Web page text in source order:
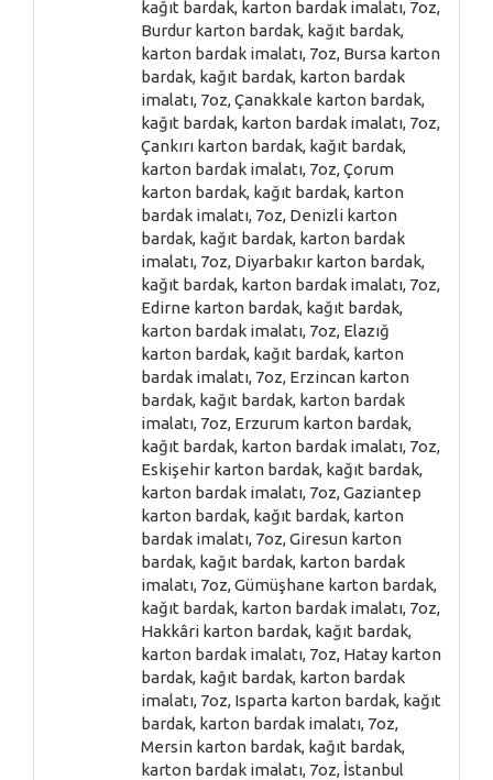
kağıt bardak, karton bardak imalatı, 7oz,
Burdur karton bardak, kağıt bardak,
karton bardak imalatı, 7oz, Bursa karton
bardak, kağıt bardak, karton bardak
imalatı, 7oz, Çanakkale karton bardak,
kağıt bardak, karton bardak imalatı, 7oz,
Çankırı karton bardak, kağıt bardak,
karton bardak imalatı, 7oz, Çorum
karton bardak, kağıt bardak, karton
bardak imalatı, 7oz, Denizli karton
bardak, kağıt bardak, karton bardak
imalatı, 7oz, Diyarbakır karton bardak,
kağıt bardak, karton bardak imalatı, 7oz,
Edirne karton bardak, kağıt bardak,
karton bardak imalatı, 7oz, Elazığ
karton bardak, kağıt bardak, karton
bardak imalatı, 7oz, Erzincan karton
bardak, kağıt bardak, karton bardak
imalatı, 7oz, Erzurum karton bardak,
kağıt bardak, karton bardak imalatı, 7oz,
Eskişehir karton bardak, kağıt bardak,
karton bardak imalatı, 7oz, Gaziantep
karton bardak, kağıt bardak, karton
bardak imalatı, 7oz, Giresun karton
bardak, kağıt bardak, karton bardak
imalatı, 7oz, Gümüşhane karton bardak,
kağıt bardak, karton bardak imalatı, 7oz,
Hakkâri karton bardak, kağıt bardak,
karton bardak imalatı, 7oz, Hatay karton
bardak, kağıt bardak, karton bardak
imalatı, 7oz, Isparta karton bardak, kağıt
bardak, karton bardak imalatı, 7oz,
Mersin karton bardak, kağıt bardak,
karton bardak imalatı, 7oz, İstanbul